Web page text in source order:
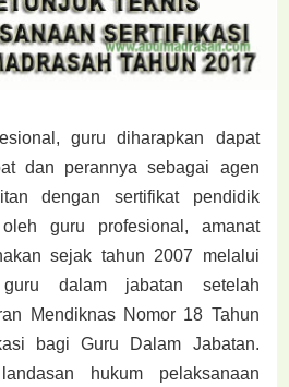
guru diharapkan dapat
dan perannya sebagai agen
dengan sertifikat pendidik
guru profesional, amanat
sejak tahun 2007 melalui
guru dalam jabatan setelah
Mendiknas Nomor 18 Tahun
bagi Guru Dalam Jabatan.
hukum pelaksanaan